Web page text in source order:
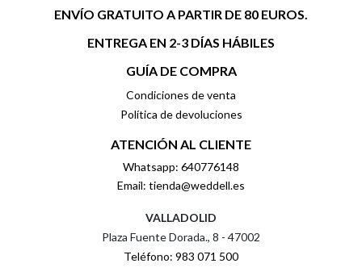
ENVÍO GRATUITO A PARTIR DE 80 EUROS.
ENTREGA EN 2-3 DÍAS HÁBILES
GUÍA DE COMPRA
Condiciones de venta
Política de devoluciones
ATENCIÓN AL CLIENTE
Whatsapp: 640776148
Email: tienda@weddell.es
VALLADOLID
Plaza Fuente Dorada., 8 - 47002
Teléfono: 983 071 500